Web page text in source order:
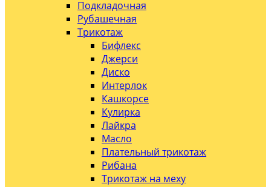
Подкладочная
Рубашечная
Трикотаж
Бифлекс
Джерси
Диско
Интерлок
Кашкорсе
Кулирка
Лайкра
Масло
Плательный трикотаж
Рибана
Трикотаж на меху